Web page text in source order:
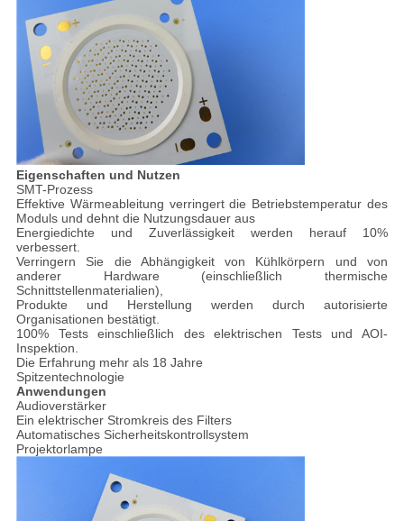
Eigenschaften und Nutzen
SMT-Prozess
Effektive Wärmeableitung verringert die Betriebstemperatur des
Moduls und dehnt die Nutzungsdauer aus
Energiedichte und Zuverlässigkeit werden herauf 10%
verbessert.
Verringern Sie die Abhängigkeit von Kühlkörpern und von
anderer Hardware (einschließlich thermische
Schnittstellenmaterialien),
Produkte und Herstellung werden durch autorisierte
Organisationen bestätigt.
100% Tests einschließlich des elektrischen Tests und AOI-
Inspektion.
Die Erfahrung mehr als 18 Jahre
Spitzentechnologie
Anwendungen
Audioverstärker
Ein elektrischer Stromkreis des Filters
Automatisches Sicherheitskontrollsystem
Projektorlampe